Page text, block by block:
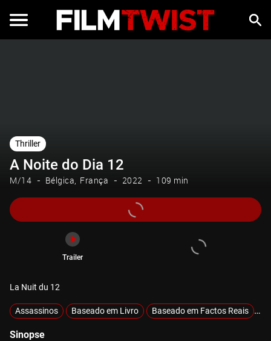
Thriller
A Noite do Dia 12
M/14 Bélgica França 2022 109 min
Trailer
La Nuit du 12
Assassinos Baseado em Livro Baseado em Factos Reais
Sinopse